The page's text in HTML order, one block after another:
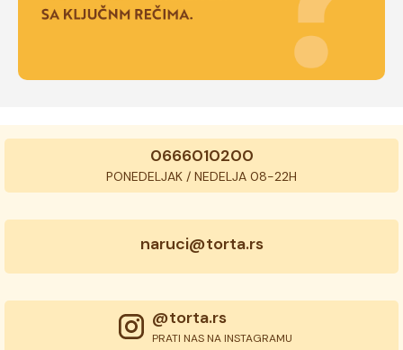
0666010200
PONEDELJAK / NEDELJA 08-22H
naruci@torta.rs
@torta.rs
PRATI NAS NA INSTAGRAMU